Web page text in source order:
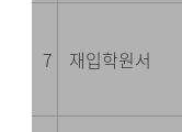
7 재입학원서